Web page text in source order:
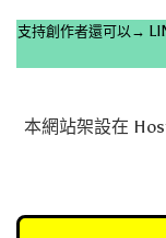
支持創作者還可以→
本網站架設在